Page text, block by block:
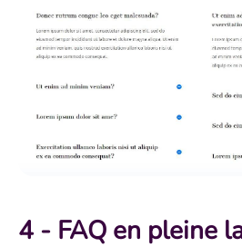
4 - FAQ en pleine